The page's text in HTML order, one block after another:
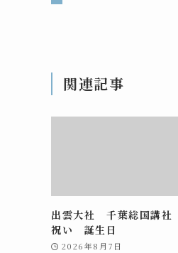
関連記事
出雲大社 千葉総国講社
祝い 誕生日
2026年8月7日